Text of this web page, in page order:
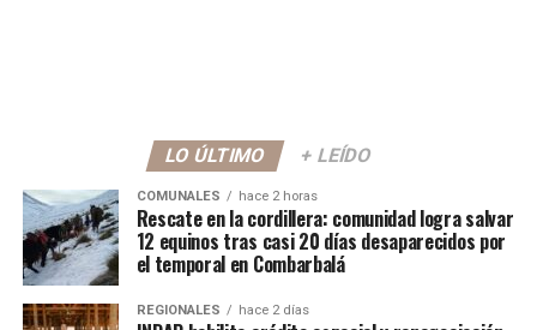
LO ÚLTIMO + LEÍDO
COMUNALES hace 2 horas
Rescate en la cordillera: comunidad logra salvar
12 equinos tras casi 20 días desaparecidos por
el temporal en Combarbalá
REGIONALES hace 2 días